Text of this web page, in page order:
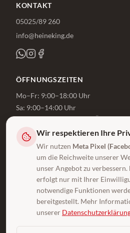
KONTAKT
05025/89 260
info@heineking.de
ÖFFNUNGSZEITEN
Mo–Fr: 9:00–18:00 Uhr
Sa: 9:00–14:00 Uhr
Beratung auch außerhalb der
Jetzt beraten lassen
WISSEN & SERVICE
Ratgeber
Praktische Tipps rund um Wohnen &
Fachbegriffe einfach erklärt
Wir respektieren Ihre
Wir nutzen Meta Pixel
um die Reichweite unserer
unser Angebot zu
erfolgt nur mit Ihrer
notwendige Funktionen
bereitgestellt. Mehr
unserer